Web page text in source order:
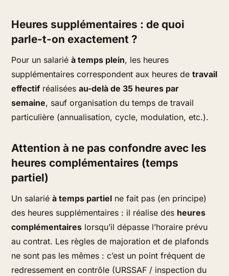
Heures supplémentaires : de quoi
parle-t-on exactement ?
Pour un salariéà temps plein, les heures
supplémentaires correspondent aux heures detravail
effectif réaliséesau-delà de 35 heures par
semaine, sauf organisation du temps de travail
particulière (annualisation, cycle, modulation, etc.).
Attention à ne pas confondre avec les
heures complémentaires (temps
partiel)
Un salariéà temps partiel ne fait pas (en principe)
des heures supplémentaires : il réalise des heures
complémentaires lorsqu’il dépasse l’horaire prévu
au contrat. Les règles de majoration et de plafonds
ne sont pas les mêmes : c’est un point fréquent de
redressement en contrôle (URSSAF / inspection du